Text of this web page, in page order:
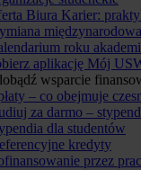
Biura Karier:
międzynarodowa
roku
aplikację Mój
wsparcie
– co obejmuje
za darmo –
dla studentów
kredyty
przez